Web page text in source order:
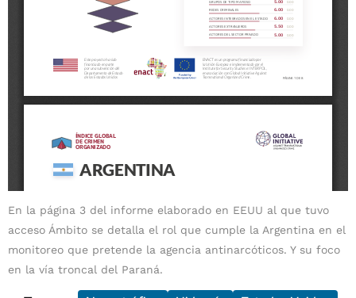
En la página 3 del informe elaborado en EEUU al que tuvo
acceso Ámbito se detalla el rol que cumple la Argentina en el
monitoreo que pretende la agencia antinarcóticos. Y su foco
en la vía troncal del Paraná.